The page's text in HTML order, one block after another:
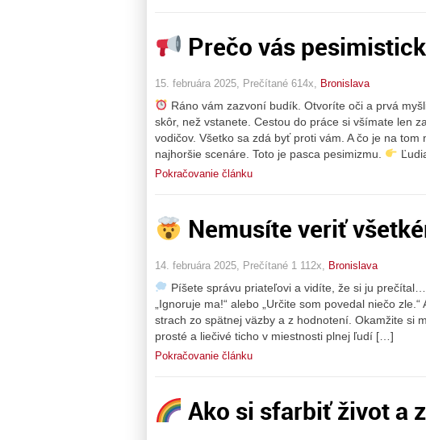
Prečo vás
15. februára 2025, Prečítané 614x, Bronislava
Ráno vám zazvoní budík. Otvoríte oči a prvá
skôr, než vstanete. Cestou do práce si všímate len
vodičov. Všetko sa zdá byť proti vám. A čo je na
najhoršie scenáre. Toto je pasca pesimizmu.
Pokračovanie článku
Nemusíte veriť
14. februára 2025, Prečítané 1 112x, Bronislava
Píšete správu priateľovi a vidíte, že si ju
„Ignoruje ma!“ alebo „Určite som povedal niečo
strach zo spätnej väzby a z hodnotení. Okamžite si
prosté a liečivé ticho v miestnosti plnej ľudí […]
Pokračovanie článku
Ako si sfarbiť život a